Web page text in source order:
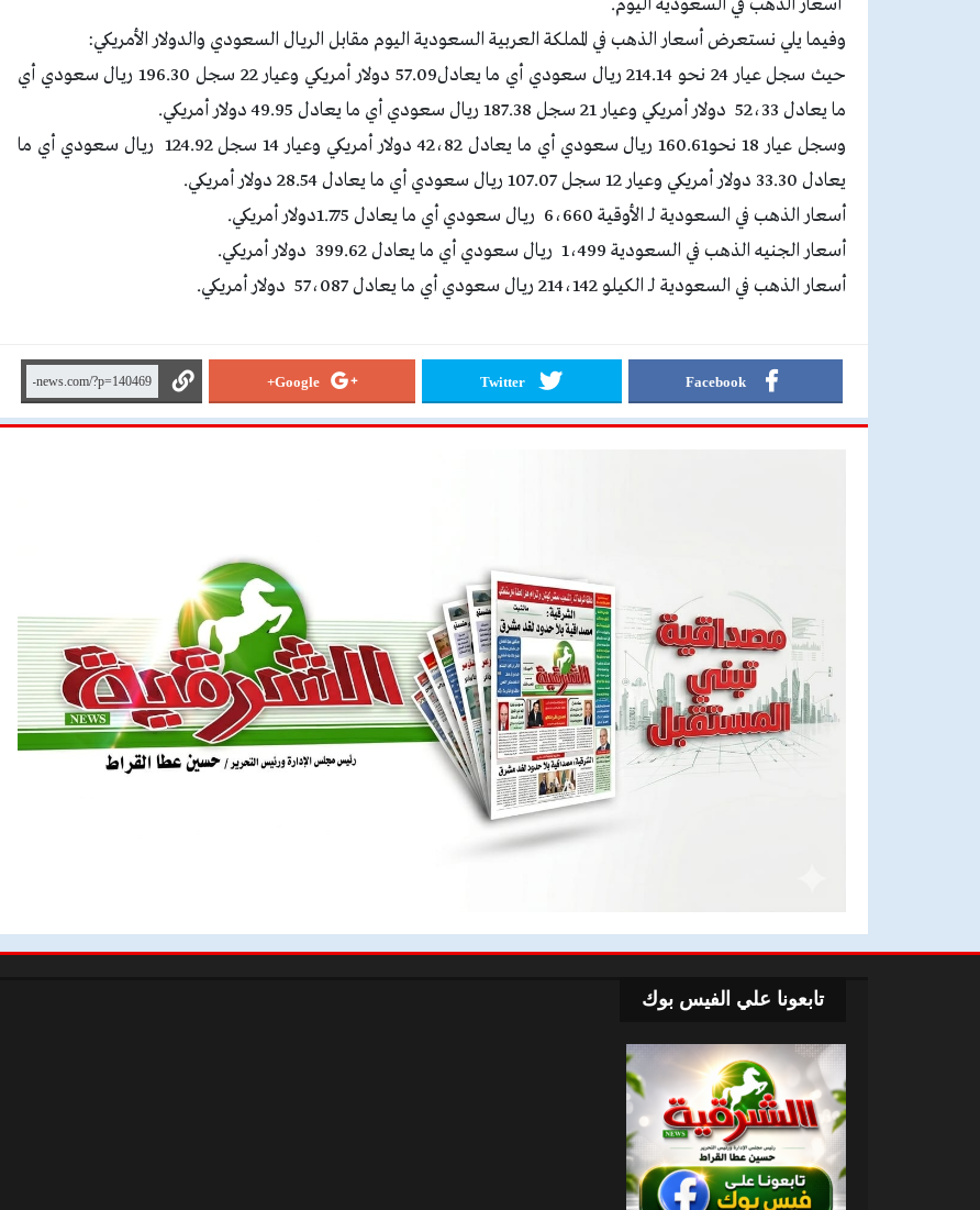
أسعار الذهب في السعودية اليوم.
وفيما يلي نستعرض أسعار الذهب في المملكة العربية السعودية اليوم مقابل الريـال السعودي والدولار الأمريكي:
حيث سجل عيار 24 نحو 214.14 ريـال سعودي أي ما يعادل57.09 دولار أمريكي وعيار 22 سجل 196.30 ريـال سعودي أي
ما يعادل 52،33 دولار أمريكي وعيار 21 سجل 187.38 ريـال سعودي أي ما يعادل 49.95 دولار أمريكي.
وسجل عيار 18 نحو160.61 ريـال سعودي أي ما يعادل 42،82 دولار أمريكي وعيار 14 سجل 124.92 ريـال سعودي أي ما
يعادل 33.30 دولار أمريكي وعيار 12 سجل 107.07 ريـال سعودي أي ما يعادل 28.54 دولار أمريكي.
أسعار الذهب في السعودية لـ الأوقية 6،660 ريـال سعودي أي ما يعادل 1.775دولار أمريكي.
أسعار الجنيه الذهب في السعودية 1،499 ريـال سعودي أي ما يعادل 399.62 دولار أمريكي.
أسعار الذهب في السعودية لـ الكيلو 214،142 ريـال سعودي أي ما يعادل 57،087 دولار أمريكي.
Facebook
Twitter
Google+
تابعونا علي الفيس بوك